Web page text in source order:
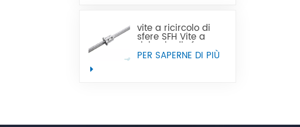
vite a ricircolo di
sfere SFH Vite a
ricircolo di sfere con
filettatura sinistra
utilizzata nelle
PER SAPERNE DI PIÙ